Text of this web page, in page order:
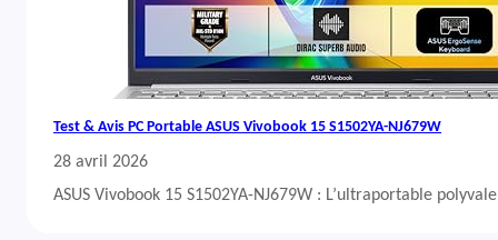
Test & Avis PC Portable ASUS Vivobook 15 S1502YA-NJ679W
28 avril 2026
ASUS Vivobook 15 S1502YA-NJ679W : L’ultraportable